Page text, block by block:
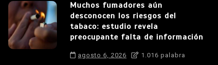
Muchos fumadores aún
desconocen los riesgos del
tabaco: estudio revela
preocupante falta de información
agosto 6, 2026 1.016 palabra